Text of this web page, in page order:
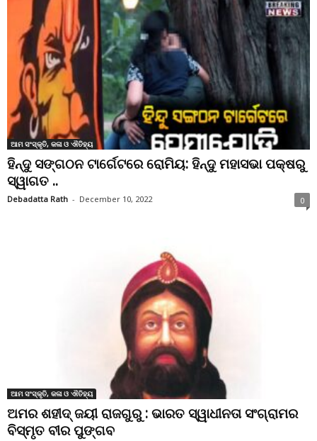
ଆମ ସଂସ୍କୃତି, କଳା ଓ ଐତିହ୍ୟ
ହିନ୍ଦୁ ସଙ୍ଗଠନ ଟାର୍ଗେଟରେ ରୋମିୟ: ହିନ୍ଦୁ ମହାସଭା ପକ୍ଷରୁ
ସ୍ୱାଗତ ..
Debadatta Rath - December 10, 2022 0
ଆମ ସଂସ୍କୃତି, କଳା ଓ ଐତିହ୍ୟ
ଅମର ଶହୀଦ୍ ଜୟୀ ରାଜଗୁରୁ : ଭାରତ ସ୍ୱାଧୀନତା ସଂଗ୍ରାମର
ବିସ୍ମୃତ ବୀର ପୁଙ୍ଗବ